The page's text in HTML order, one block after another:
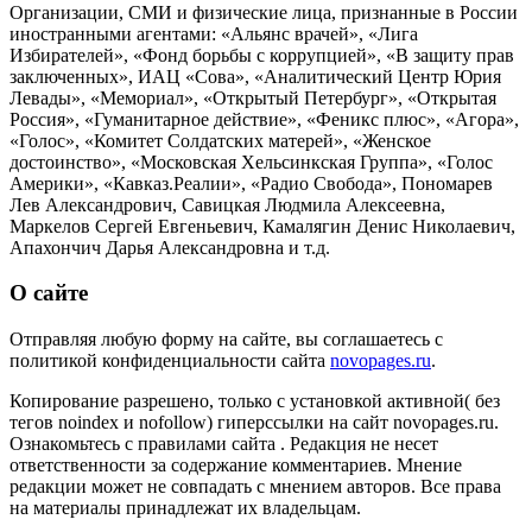
Организации, СМИ и физические лица, признанные в России
иностранными агентами: «Альянс врачей», «Лига
Избирателей», «Фонд борьбы с коррупцией», «В защиту прав
заключенных», ИАЦ «Сова», «Аналитический Центр Юрия
Левады», «Мемориал», «Открытый Петербург», «Открытая
Россия», «Гуманитарное действие», «Феникс плюс», «Агора»,
«Голос», «Комитет Солдатских матерей», «Женское
достоинство», «Московская Хельсинкская Группа», «Голос
Америки», «Кавказ.Реалии», «Радио Свобода», Пономарев
Лев Александрович, Савицкая Людмила Алексеевна,
Маркелов Сергей Евгеньевич, Камалягин Денис Николаевич,
Апахончич Дарья Александровна и т.д.
О сайте
Отправляя любую форму на сайте, вы соглашаетесь с
политикой конфиденциальности сайта novopages.ru.
Копирование разрешено, только с установкой активной( без
тегов noindex и nofollow) гиперссылки на сайт novopages.ru.
Ознакомьтесь с правилами сайта . Редакция не несет
ответственности за содержание комментариев. Мнение
редакции может не совпадать с мнением авторов. Все права
на материалы принадлежат их владельцам.